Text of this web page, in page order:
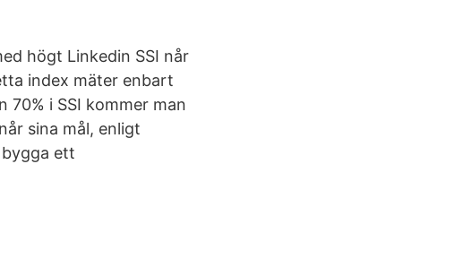
högt Linkedin SSI når
index mäter enbart
i SSI kommer man
sina mål, enligt
ett